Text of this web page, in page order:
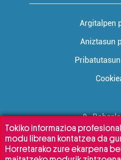
Argitalpen
Aniztasun
Tokiko informazioa
modu librean kontatzea da
Horretarako zure ekarpena